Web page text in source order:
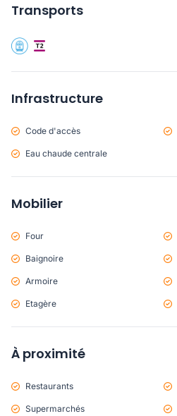
Transports
Infrastructure
Code d'accès
Eau chaude centrale
Mobilier
Four
Baignoire
Armoire
Etagère
À proximité
Restaurants
Supermarchés